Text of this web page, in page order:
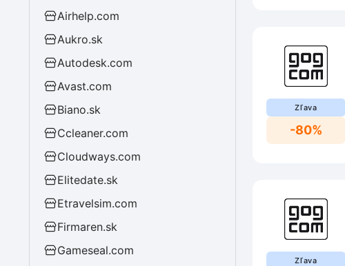
Airhelp.com
Aukro.sk
Autodesk.com
Avast.com
Biano.sk
Ccleaner.com
Cloudways.com
Elitedate.sk
Etravelsim.com
Firmaren.sk
Gameseal.com
Zľava
-80%
Zľava